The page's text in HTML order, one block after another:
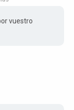
vuestro